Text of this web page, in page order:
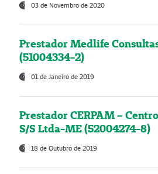
03 de Novembro de 2020
Prestador Medlife
(51004334-2)
01 de Janeiro de 2019
Prestador CERPAM –
S/S Ltda-ME (52004274-8)
18 de Outubro de 2019